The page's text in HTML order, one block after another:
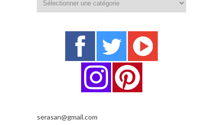
serasan@gmail.com